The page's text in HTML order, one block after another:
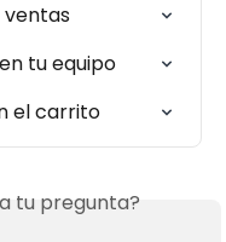
tu equipo
el carrito
tu pregunta?